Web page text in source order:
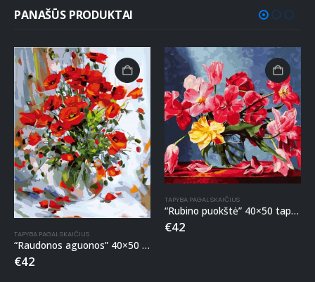
PANAŠŪS PRODUKTAI
TAPYBA PAGAL SKAIČIUS
“Raudonos aguonos” 40×50 tapyba pagal skaičius
€42
TAPYBA PAGAL SKAIČIUS
“Rubino puokštė” 40×50 tapyba pagal skaičius
€42